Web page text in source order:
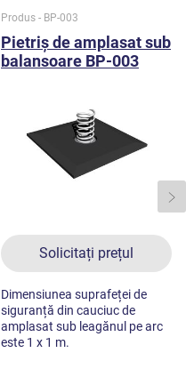
Produs - BP-003
Pietriș de amplasat sub
balansoare BP-003
Solicitați prețul
Dimensiunea suprafeței de
siguranță din cauciuc de
amplasat sub leagănul pe arc
este 1 x 1 m.